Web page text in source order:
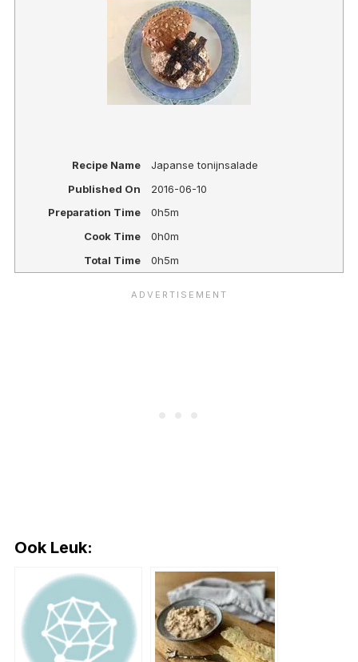
Recipe Name
Japanse tonijnsalade
Published On
2016-06-10
Preparation Time
0h5m
Cook Time
0h0m
Total Time
0h5m
Ook Leuk: